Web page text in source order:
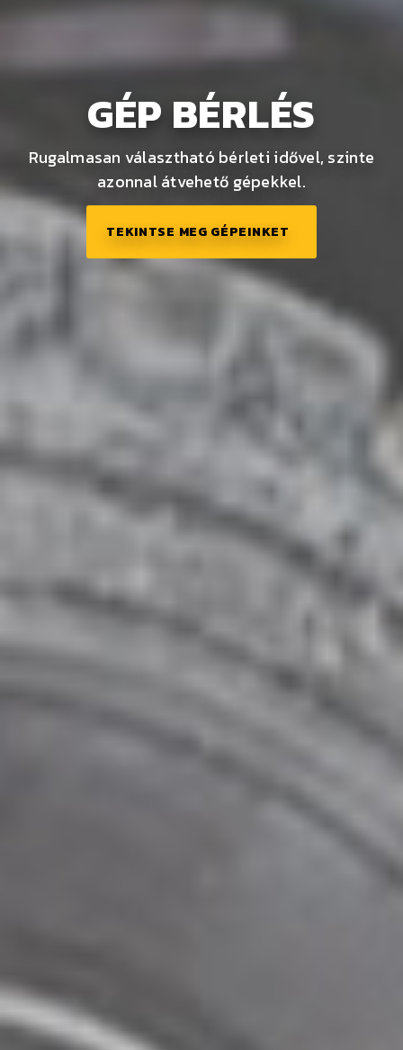
GÉP BÉRLÉS
Rugalmasan választható bérleti idővel, szinte
azonnal átvehető gépekkel.
TEKINTSE MEG GÉPEINKET